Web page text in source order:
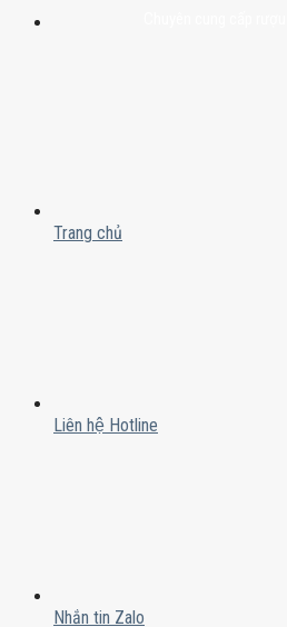
Trang chủ
Liên hệ Hotline
Nhắn tin Zalo